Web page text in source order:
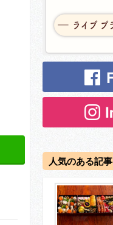
人気のある記事